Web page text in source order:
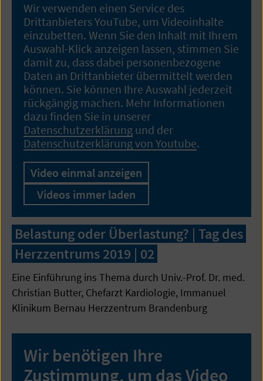
Wir verwenden einen Service des
Drittanbieters YouTube, um Videoinhalte
einzubetten. Wenn Sie den Inhalt mit Ihrem
Auswahl-Klick anzeigen lassen, stimmen Sie
damit zu, dass dabei personenbezogene
Daten an Drittanbieter übermittelt werden
können. Sie können Ihre Auswahl jederzeit
rückgängig machen. Mehr Informationen
dazu finden Sie in unserer
Datenschutzerklärung und der
Datenschutzerklärung von Youtube.
Video einmal anzeigen
Videos immer laden
Belastung oder Überlastung? | Tag des
Herzzentrums 2019 | 02
Eine Einführung ins Thema durch Univ.-Prof. Dr. med.
Christian Butter, Chefarzt Kardiologie, Immanuel
Klinikum Bernau Herzzentrum Brandenburg
Wir benötigen Ihre
Zustimmung, um das Video